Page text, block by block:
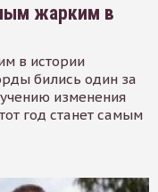
жарким в
в истории
бились один за
изменения
год станет самым